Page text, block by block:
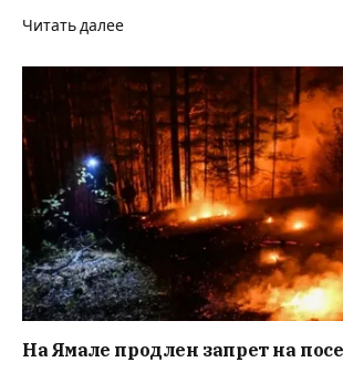
Читать далее
На Ямале продлен запрет на